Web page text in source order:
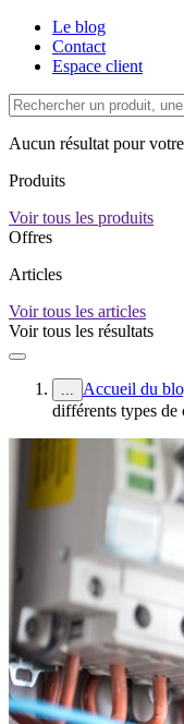
Le blog
Contact
Espace client
Aucun résultat pour
Produits
Voir tous les produits
Offres
Articles
Voir tous les articles
Voir tous les résultats
... Accueil du
différents types de